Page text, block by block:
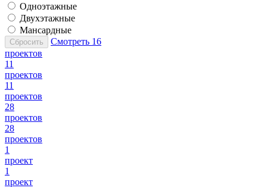
Одноэтажные
Двухэтажные
Мансардные
Сбросить Смотреть 16
проектов
11
проектов
11
проектов
28
проектов
28
проектов
1
проект
1
проект